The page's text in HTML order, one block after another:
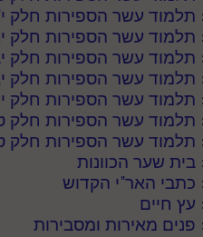
תלמוד עשר הספירות חלק י'
תלמוד עשר הספירות חלק
תלמוד עשר הספירות חלק
תלמוד עשר הספירות חלק
תלמוד עשר הספירות חלק
תלמוד עשר הספירות חלק
תלמוד עשר הספירות חלק
בית שער הכוונות
כתבי האר"י הקדוש
עץ חיים
פנים מאירות ומסבירות